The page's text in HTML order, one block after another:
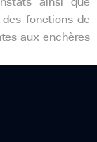
fonctions de
aux enchères